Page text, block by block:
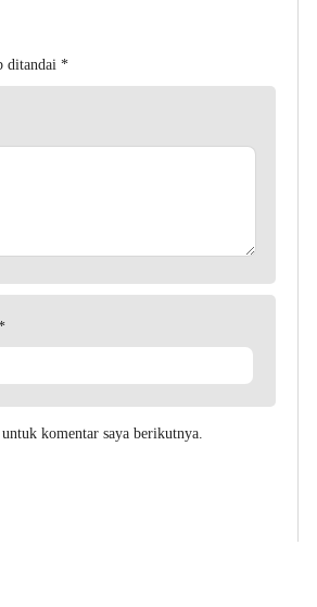
ditandai *
*
komentar saya berikutnya.